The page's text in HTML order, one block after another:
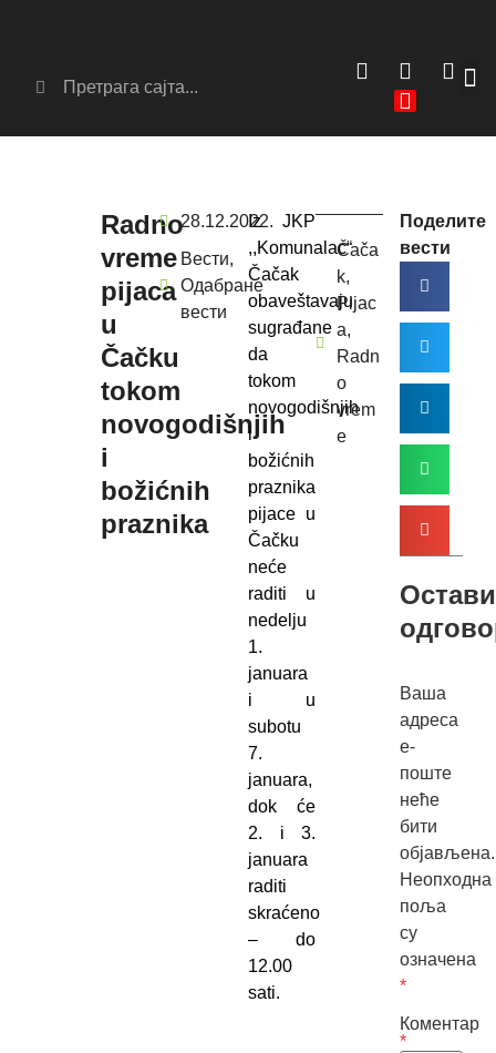
Radno
vreme
pijaca
u
Čačku
tokom
novogodišnjih
i
božićnih
praznika
28.12.2022.
Вести,
Одабране
вести
Iz JKP
,,Komunalac“
Čačak
obaveštavaju
sugrađane
da
tokom
novogodišnjih
i
božićnih
praznika
pijace u
Čačku
neće
raditi u
nedelju
1.
januara
i u
subotu
7.
januara,
dok će
2. i 3.
januara
raditi
skraćeno
– do
12.00
sati.
Čača
k,
Pijac
a,
Radn
o
vrem
e
Поделите
вести
Ваша
адреса
е-
поште
неће
бити
објављена.
Неопходна
поља
су
означена
*
Коментар
*